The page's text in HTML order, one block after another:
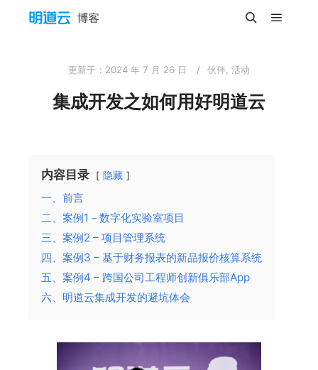
更新于： 2024 年 7 月 26 日 伙伴 活动
集成开发之如何用好明道云
内容目录 隐藏
一、前言
二、案例1－数字化实验室项目
三、案例2 – 项目管理系统
四、案例3 – 基于财务报表的新品报价核算系统
五、案例4 – 跨国公司工程师创新俱乐部App
六、明道云集成开发的避坑体会